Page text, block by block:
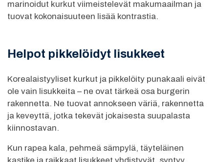
marinoidut kurkut viimeistelevät makumaailman ja
tuovat kokonaisuuteen lisää kontrastia.
Helpot pikkelöidyt lisukkeet
Korealaistyyliset kurkut ja pikkelöity punakaali eivät
ole vain lisukkeita – ne ovat tärkeä osa burgerin
rakennetta. Ne tuovat annokseen väriä, rakennetta
ja keveyttä, jotka tekevät jokaisesta suupalasta
kiinnostavan.
Kun rapea kala, pehmeä sämpylä, täyteläinen